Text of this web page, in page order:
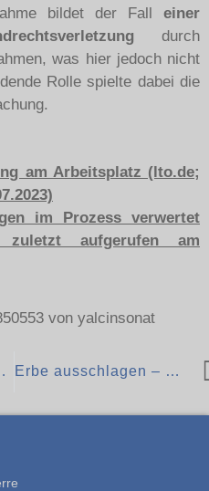
bildet der Fall einer
durch
was hier jedoch nicht
Rolle spielte dabei die
am Arbeits­platz (lto.de;
im Prozess verwertet
zuletzt aufgerufen am
von yalcinsonat
Erbe ausschlagen – Wann es Sinn macht das Erbe nicht anzutreten